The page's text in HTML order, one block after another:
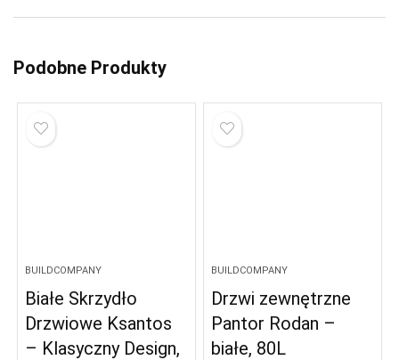
Podobne Produkty
BUILDCOMPANY
Białe Skrzydło
Drzwiowe Ksantos
– Klasyczny Design,
BUILDCOMPANY
Drzwi zewnętrzne
Pantor Rodan –
białe, 80L